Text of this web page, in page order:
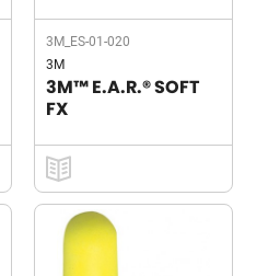
3M_ES-01-020
3M
3M™ E.A.R.® SOFT
FX